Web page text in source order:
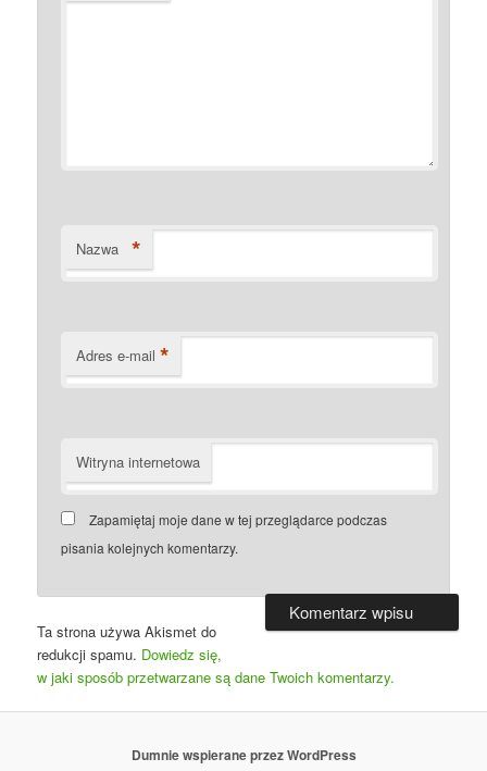
Nazwa *
Adres e-mail *
Witryna internetowa
Zapamiętaj moje dane w tej przeglądarce podczas
pisania kolejnych komentarzy.
Ta strona używa Akismet do
redukcji spamu. Dowiedz się,
w jaki sposób przetwarzane są dane Twoich komentarzy.
Dumnie wspierane przez WordPress